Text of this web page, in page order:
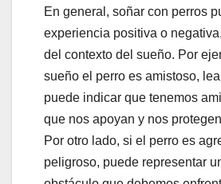
En general, soñar con perros
experiencia positiva o
del contexto del sueño. Por
sueño el perro es amistoso,
puede indicar que tenemos
que nos apoyan y nos
Por otro lado, si el perro es
peligroso, puede representar